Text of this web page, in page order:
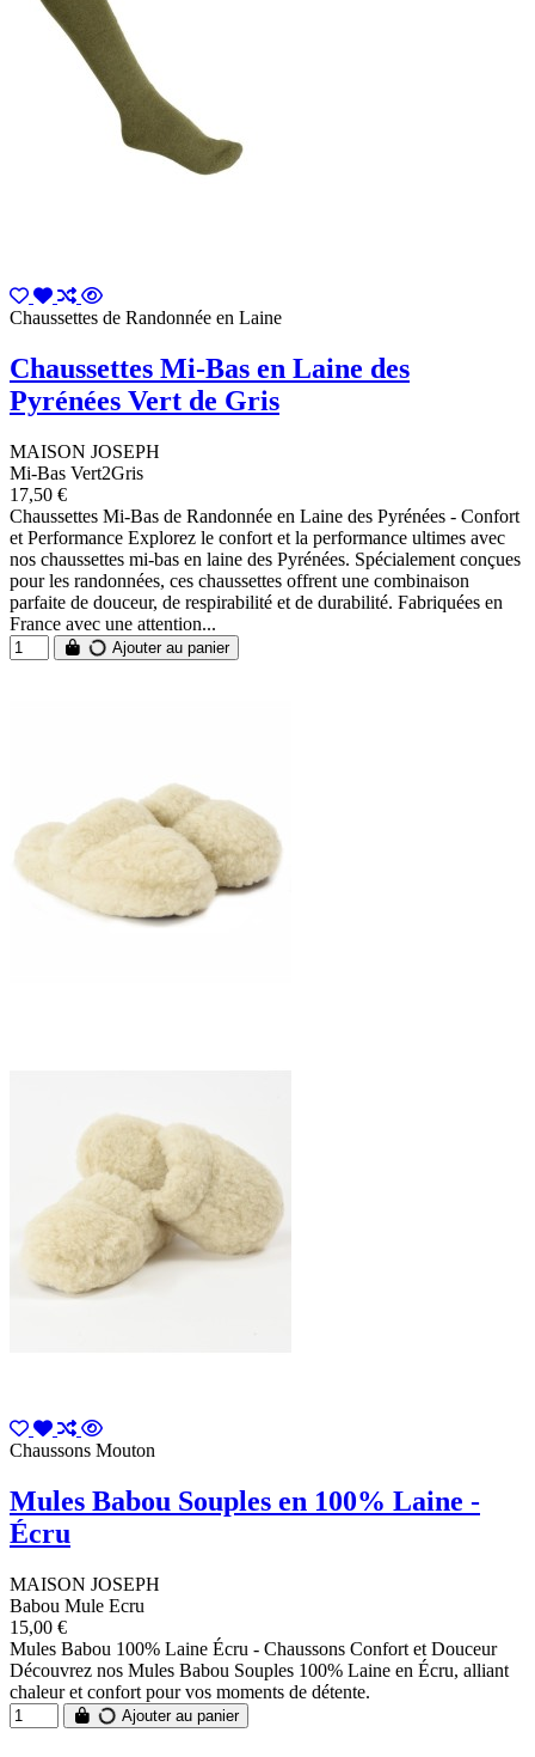
Chaussettes de Randonnée en Laine
Chaussettes Mi-Bas en Laine des
Pyrénées Vert de Gris
MAISON JOSEPH
Mi-Bas Vert2Gris
17,50 €
Chaussettes Mi-Bas de Randonnée en Laine des Pyrénées - Confort
et Performance Explorez le confort et la performance ultimes avec
nos chaussettes mi-bas en laine des Pyrénées. Spécialement conçues
pour les randonnées, ces chaussettes offrent une combinaison
parfaite de douceur, de respirabilité et de durabilité. Fabriquées en
France avec une attention...
Ajouter au panier
Chaussons Mouton
Mules Babou Souples en 100% Laine -
Écru
MAISON JOSEPH
Babou Mule Ecru
15,00 €
Mules Babou 100% Laine Écru - Chaussons Confort et Douceur
Découvrez nos Mules Babou Souples 100% Laine en Écru, alliant
chaleur et confort pour vos moments de détente.
Ajouter au panier